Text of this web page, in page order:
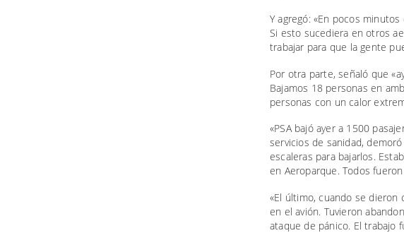
Y agregó: «En pocos
Si esto sucediera en otros
trabajar para que la gente
Por otra parte, señaló que
Bajamos 18 personas en
personas con un calor
«PSA bajó ayer a 1500
servicios de sanidad,
escaleras para bajarlos.
en Aeroparque. Todos
«El último, cuando se
en el avión. Tuvieron
ataque de pánico. El trabajo